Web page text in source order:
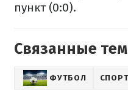
пункт (0:0).
Связанные
ФУТБОЛ СПОРТ